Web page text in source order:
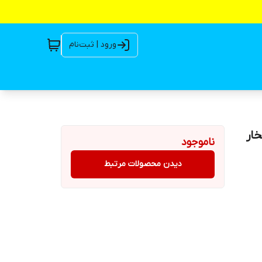
ورود | ثبت‌نام
ناموجود
دیدن محصولات مرتبط